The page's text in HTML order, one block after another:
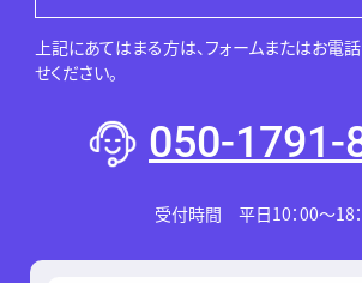
上記にあてはまる方は、フォームまたはお電
せください。
050-1791-
受付時間 平日10：00～18
このフィールドは空のままにしてください。